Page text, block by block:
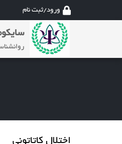
ورود/ثبت نام
اختلال کاتاتونی